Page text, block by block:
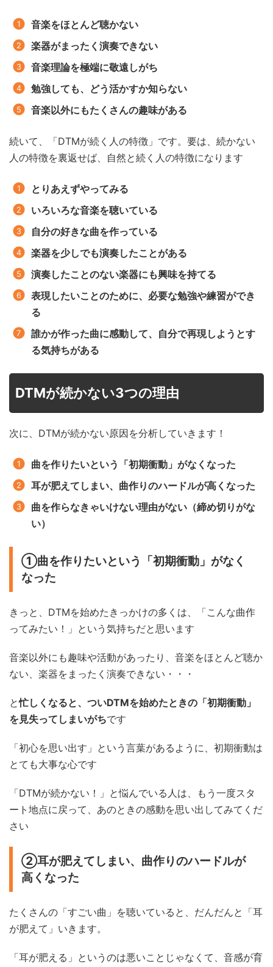
音楽をほとんど聴かない
楽器がまったく演奏できない
音楽理論を極端に敬遠しがち
勉強しても、どう活かすか知らない
音楽以外にもたくさんの趣味がある
続いて、「DTMが続く人の特徴」です。要は、続かない
人の特徴を裏返せば、自然と続く人の特徴になります
とりあえずやってみる
いろいろな音楽を聴いている
自分の好きな曲を作っている
楽器を少しでも演奏したことがある
演奏したことのない楽器にも興味を持てる
表現したいことのために、必要な勉強や練習ができ
る
誰かが作った曲に感動して、自分で再現しようとす
る気持ちがある
DTMが続かない3つの理由
次に、DTMが続かない原因を分析していきます！
曲を作りたいという「初期衝動」がなくなった
耳が肥えてしまい、曲作りのハードルが高くなった
曲を作らなきゃいけない理由がない（締め切りがな
い）
①曲を作りたいという「初期衝動」がなく
なった
きっと、DTMを始めたきっかけの多くは、「こんな曲作
ってみたい！」という気持ちだと思います
音楽以外にも趣味や活動があったり、音楽をほとんど聴か
ない、楽器をまったく演奏できない・・・
と忙しくなると、ついDTMを始めたときの「初期衝動」
を見失ってしまいがちです
「初心を思い出す」という言葉があるように、初期衝動は
とても大事な心です
「DTMが続かない！」と悩んでいる人は、もう一度スタ
ート地点に戻って、あのときの感動を思い出してみてくだ
さい
②耳が肥えてしまい、曲作りのハードルが
高くなった
たくさんの「すごい曲」を聴いていると、だんだんと「耳
が肥えて」いきます。
「耳が肥える」というのは悪いことじゃなくて、音感が育